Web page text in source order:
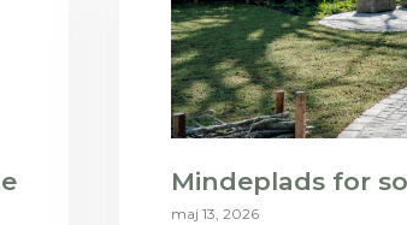
Mindeplads for
maj 13, 2026